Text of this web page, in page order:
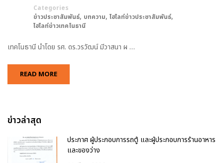
Categories
ข่าวประชาสัมพันธ์, บทความ, ไฮไลท์ข่าวประชาสัมพันธ์,
ไฮไลท์ข่าวเทคโนธานี
เทคโนธานี นำโดย รศ. ดร.วรวัฒน์ มีวาสนา ผ …
READ MORE
ข่าวล่าสุด
ประกาศ ผู้ประกอบการรถตู้ และผู้ประกอบการร้านอาหาร
และของว่าง